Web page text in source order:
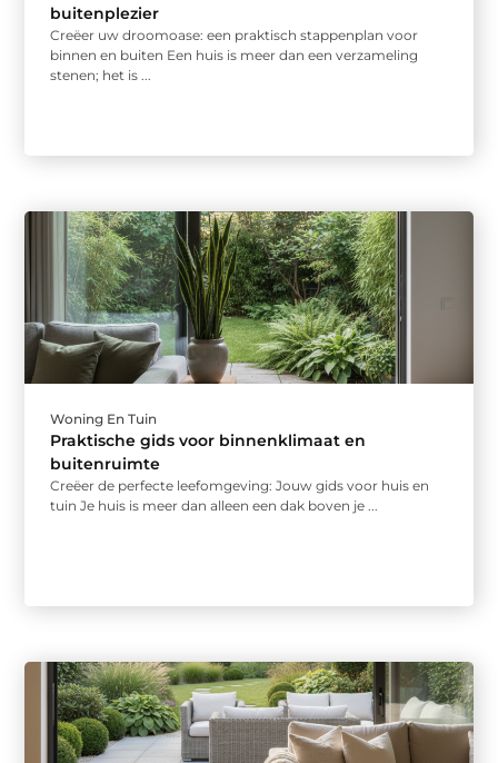
buitenplezier
Creëer uw droomoase: een praktisch stappenplan voor
binnen en buiten Een huis is meer dan een verzameling
stenen; het is ...
Woning En Tuin
Praktische gids voor binnenklimaat en
buitenruimte
Creëer de perfecte leefomgeving: Jouw gids voor huis en
tuin Je huis is meer dan alleen een dak boven je ...